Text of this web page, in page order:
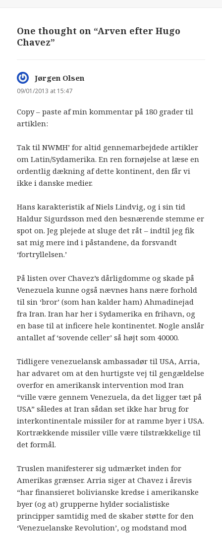
One thought on “Arven efter Hugo
Chavez”
Jørgen Olsen
09/01/2013 at 15:47
Copy – paste af min kommentar på 180 grader til
artiklen:
Tak til NWMH’ for altid gennemarbejdede artikler
om Latin/Sydamerika. En ren fornøjelse at læse en
ordentlig dækning af dette kontinent, den får vi
ikke i danske medier.
Hans karakteristik af Niels Lindvig, og i sin tid
Haldur Sigurdsson med den besnærende stemme er
spot on. Jeg plejede at sluge det råt – indtil jeg fik
sat mig mere ind i påstandene, da forsvandt
‘fortryllelsen.’
På listen over Chavez’s dårligdomme og skade på
Venezuela kunne også nævnes hans nære forhold
til sin ‘bror’ (som han kalder ham) Ahmadinejad
fra Iran. Iran har her i Sydamerika en frihavn, og
en base til at inficere hele kontinentet. Nogle anslår
antallet af ‘sovende celler’ så højt som 40000.
Tidligere venezuelansk ambassadør til USA, Arria,
har advaret om at den hurtigste vej til gengældelse
overfor en amerikansk intervention mod Iran
“ville være gennem Venezuela, da det ligger tæt på
USA” således at Iran sådan set ikke har brug for
interkontinentale missiler for at ramme byer i USA.
Kortrækkende missiler ville være tilstrækkelige til
det formål.
Truslen manifesterer sig udmærket inden for
Amerikas grænser. Arria siger at Chavez i årevis
“har finansieret bolivianske kredse i amerikanske
byer (og at) grupperne hylder socialistiske
principper samtidig med de skaber støtte for den
‘Venezuelanske Revolution’, og modstand mod